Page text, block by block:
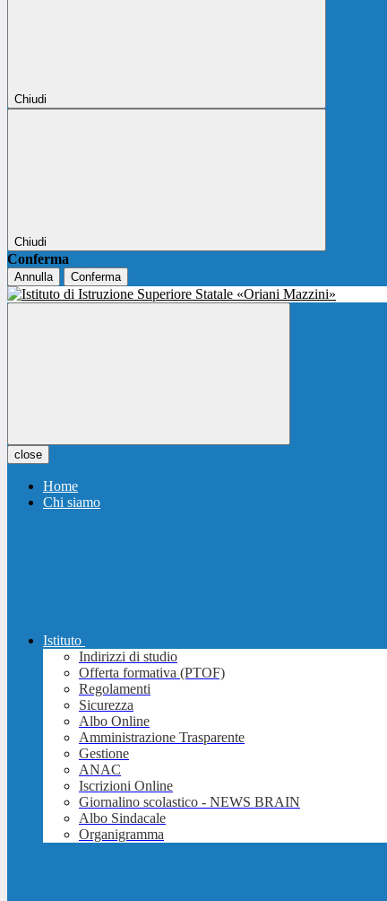
Chiudi
Chiudi
Conferma
Annulla Conferma
close
Home
Chi siamo
Istituto
Indirizzi di studio
Offerta formativa (PTOF)
Regolamenti
Sicurezza
Albo Online
Amministrazione Trasparente
Gestione
ANAC
Iscrizioni Online
Giornalino scolastico - NEWS BRAIN
Albo Sindacale
Organigramma